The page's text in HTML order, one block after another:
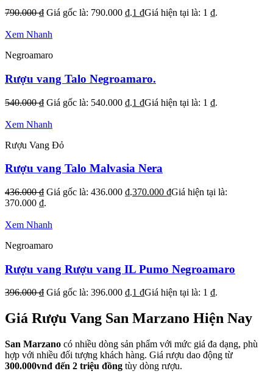
790.000₫ Giá gốc là: 790.000 ₫.1 ₫Giá hiện tại là: 1 ₫.
Xem Nhanh
Negroamaro
Rượu vang Talo Negroamaro.
540.000₫ Giá gốc là: 540.000 ₫.1 ₫Giá hiện tại là: 1 ₫.
Xem Nhanh
Rượu Vang Đỏ
Rượu vang Talo Malvasia Nera
436.000₫ Giá gốc là: 436.000 ₫.370.000 ₫Giá hiện tại là:
370.000 ₫.
Xem Nhanh
Negroamaro
Rượu vang Rượu vang IL Pumo Negroamaro
396.000₫ Giá gốc là: 396.000 ₫.1 ₫Giá hiện tại là: 1 ₫.
Giá Rượu Vang San Marzano Hiện Nay
San Marzano có nhiều dòng sản phẩm với mức giá đa dạng, phù
hợp với nhiều đối tượng khách hàng. Giá rượu dao động từ
300.000vnđ đến 2 triệu đồng tùy dòng rượu.